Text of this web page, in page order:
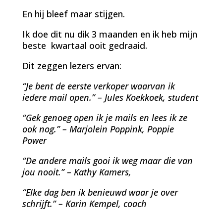
En hij bleef maar stijgen.
Ik doe dit nu dik 3 maanden en ik heb mijn
beste kwartaal ooit gedraaid.
Dit zeggen lezers ervan:
“Je bent de eerste verkoper waarvan ik
iedere mail open.” – Jules Koekkoek, student
“Gek genoeg open ik je mails en lees ik ze
ook nog.” – Marjolein Poppink, Poppie
Power
“De andere mails gooi ik weg maar die van
jou nooit.” – Kathy Kamers,
“Elke dag ben ik benieuwd waar je over
schrijft.” – Karin Kempel, coach